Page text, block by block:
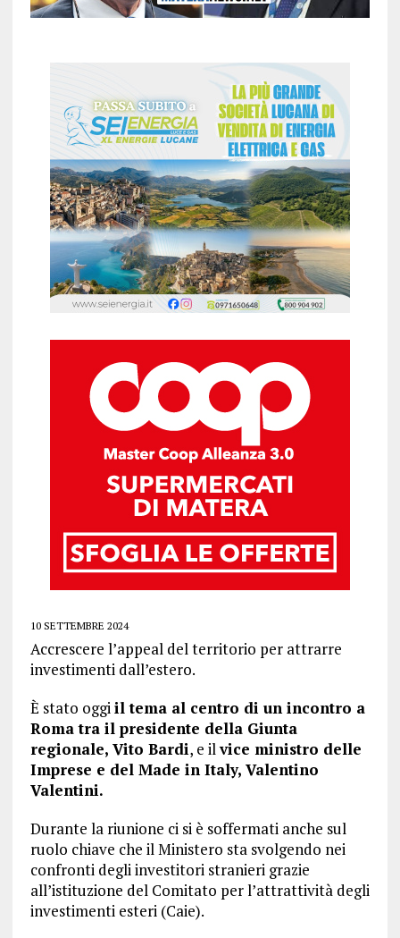
10 SETTEMBRE 2024
Accrescere l’appeal del territorio per attrarre
investimenti dall’estero.
È stato oggiil tema al centro di un incontro a
Roma tra il presidente della Giunta
regionale, Vito Bardi, e ilvice ministro delle
Imprese e del Made in Italy, Valentino
Valentini.
Durante la riunione ci si è soffermati anche sul
ruolo chiave che il Ministero sta svolgendo nei
confronti degli investitori stranieri grazie
all’istituzione del Comitato per l’attrattività degli
investimenti esteri (Caie).